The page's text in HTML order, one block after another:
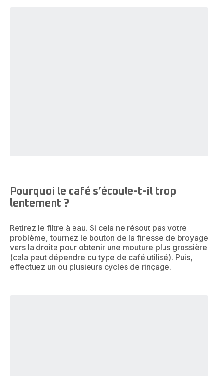
Pourquoi le café s’écoule-t-il trop
lentement ?
Retirez le filtre à eau. Si cela ne résout pas votre
problème, tournez le bouton de la finesse de broyage
vers la droite pour obtenir une mouture plus grossière
(cela peut dépendre du type de café utilisé). Puis,
effectuez un ou plusieurs cycles de rinçage.